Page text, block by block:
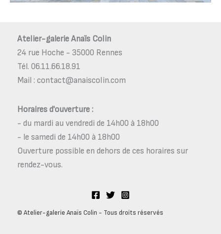
Atelier-galerie Anaïs Colin
24 rue Hoche - 35000 Rennes
Tél. 06.11.66.18.91
Mail : contact@anaiscolin.com
Horaires d'ouverture :
- du mardi au vendredi de 14h00 à 18h00
- le samedi de 14h00 à 18h00
Ouverture possible en dehors de ces horaires sur
rendez-vous.
© Atelier-galerie Anaïs Colin - Tous droits réservés